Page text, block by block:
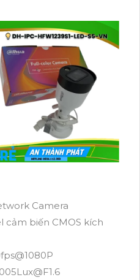
Camera
cảm biến CMOS kích